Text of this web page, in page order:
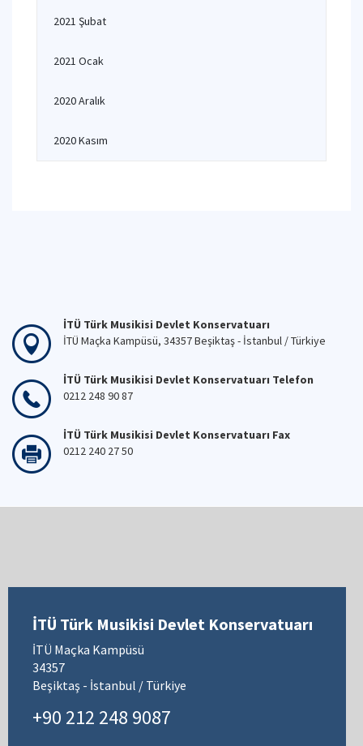
2021 Şubat
2021 Ocak
2020 Aralık
2020 Kasım
İTÜ Türk Musikisi Devlet Konservatuarı
İTÜ Maçka Kampüsü, 34357 Beşiktaş - İstanbul / Türkiye
İTÜ Türk Musikisi Devlet Konservatuarı Telefon
0212 248 90 87
İTÜ Türk Musikisi Devlet Konservatuarı Fax
0212 240 27 50
İTÜ Türk Musikisi Devlet Konservatuarı
İTÜ Maçka Kampüsü
34357
Beşiktaş - İstanbul / Türkiye
+90 212 248 9087